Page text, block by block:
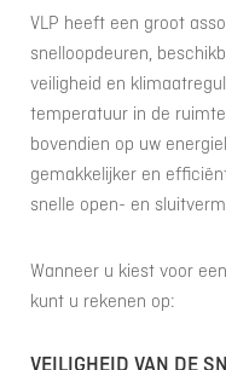
VLP heeft een groot
snelloopdeuren,
veiligheid en
temperatuur in de
bovendien op uw
gemakkelijker en
snelle open- en
Wanneer u kiest voor
kunt u rekenen op: